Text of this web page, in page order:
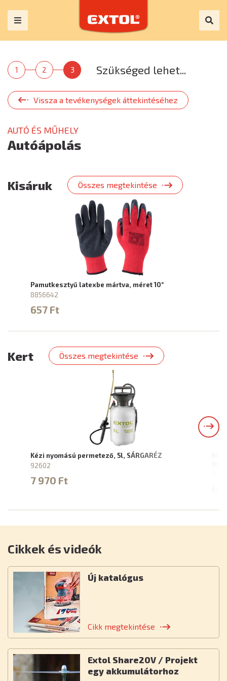
1 2 3 Szükséged lehet...
Vissza a tevékenységek áttekintéséhez
AUTÓ ÉS MŰHELY
Autóápolás
Kisáruk Összes megtekintése
Pamutkesztyű latexbe mártva, méret 10“
8856642
657 Ft
Kert Összes megtekintése
Kézi nyomású permetező, 5l, SÁRGARÉZ
92602
7 970 Ft
Cikkek és videók
Új katalógus
Cikk megtekintése
Extol Share20V / Projekt
egy akkumulátorhoz